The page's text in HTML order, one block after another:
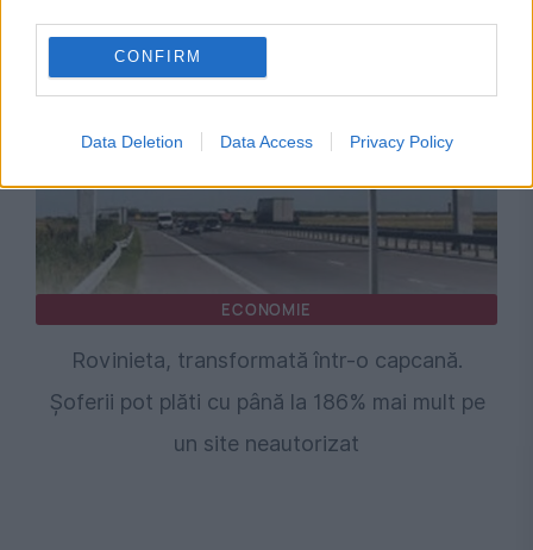
CONFIRM
Data Deletion Data Access Privacy Policy
ECONOMIE
Rovinieta, transformată într-o capcană.
Șoferii pot plăti cu până la 186% mai mult pe
un site neautorizat